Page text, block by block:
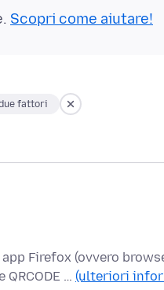
Scopri come aiutare!
fattori
Firefox (ovvero
… (ulteriori